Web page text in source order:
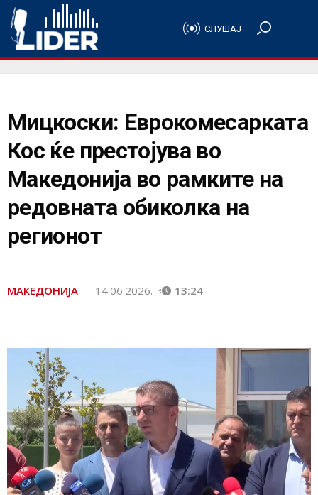
СЛУШАЈ
Мицкоски: Еврокомесарката
Кос ќе престојува во
Македонија во рамките на
редовната обиколка на
регионот
МАКЕДОНИЈА 14.06.2026. 13:24